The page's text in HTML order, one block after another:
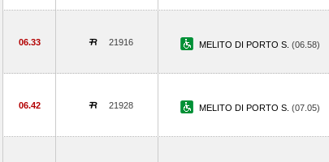
06.33 21916 MELITO DI PORTO S. (06.58)
06.42 21928 MELITO DI PORTO S. (07.05)